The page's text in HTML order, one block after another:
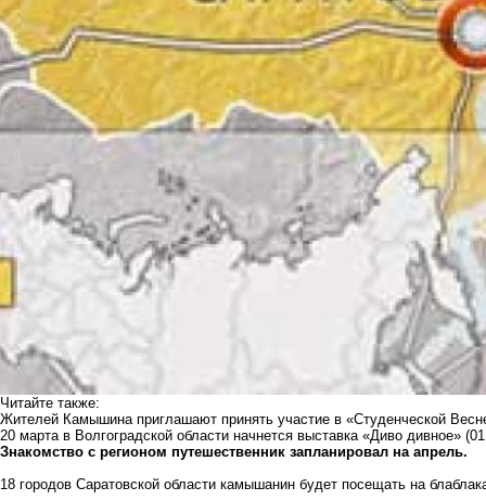
Читайте также:
Жителей Камышина приглашают принять участие в «Студенческой
20 марта в Волгоградской области начнется выставка «Диво дивное»
Знакомство с регионом путешественник запланировал на апрель.
18 городов Саратовской области камышанин будет посещать на